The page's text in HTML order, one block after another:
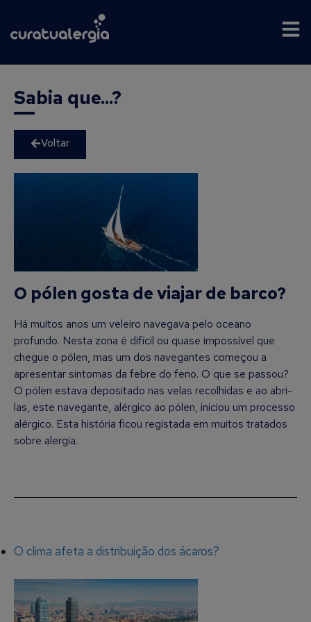
Sabia que...?
Voltar
O pólen gosta de viajar de barco?
Há muitos anos um veleiro navegava pelo oceano
profundo. Nesta zona é difícil ou quase impossível que
chegue o pólen, mas um dos navegantes começou a
apresentar sintomas da febre do feno. O que se passou?
O pólen estava depositado nas velas recolhidas e ao abri-
las, este navegante, alérgico ao pólen, iniciou um processo
alérgico. Esta história ficou registada em muitos tratados
sobre alergia.
O clima afeta a distribuição dos ácaros?